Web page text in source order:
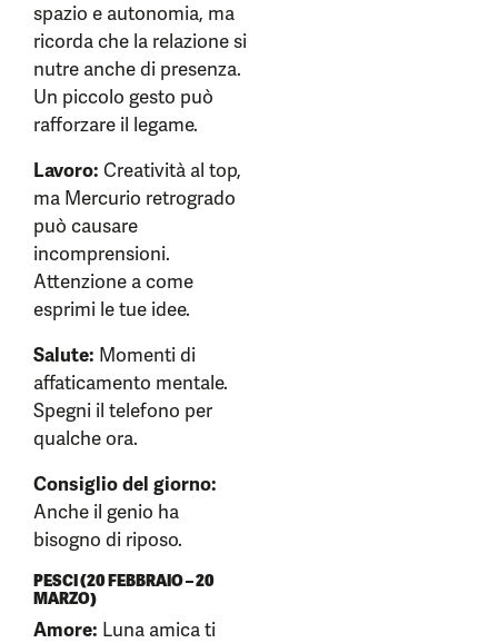
spazio e autonomia, ma
ricorda che la relazione si
nutre anche di presenza.
Un piccolo gesto può
rafforzare il legame.
Lavoro: Creatività al top,
ma Mercurio retrogrado
può causare
incomprensioni.
Attenzione a come
esprimi le tue idee.
Salute: Momenti di
affaticamento mentale.
Spegni il telefono per
qualche ora.
Consiglio del giorno:
Anche il genio ha
bisogno di riposo.
PESCI (20 FEBBRAIO – 20
MARZO)
Amore: Luna amica ti